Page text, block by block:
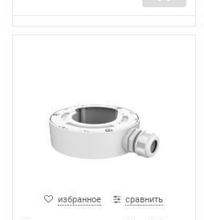
избранное сравнить